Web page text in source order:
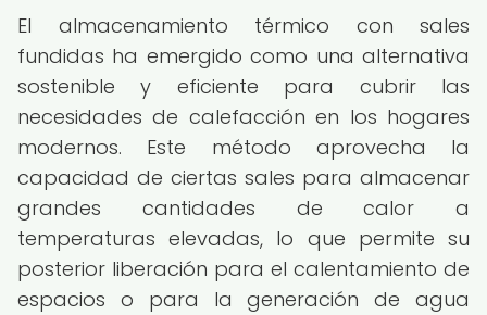
El almacenamiento térmico con sales
fundidas ha emergido como una alternativa
sostenible y eficiente para cubrir las
necesidades de calefacción en los hogares
modernos. Este método aprovecha la
capacidad de ciertas sales para almacenar
grandes cantidades de calor a
temperaturas elevadas, lo que permite su
posterior liberación para el calentamiento de
espacios o para la generación de agua